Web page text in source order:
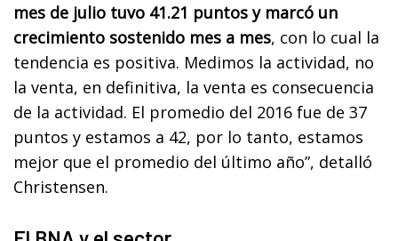
mes de julio tuvo 41.21 puntos y marcó un
crecimiento sostenido mes a mes, con lo cual la
tendencia es positiva. Medimos la actividad, no
la venta, en definitiva, la venta es consecuencia
de la actividad. El promedio del 2016 fue de 37
puntos y estamos a 42, por lo tanto, estamos
mejor que el promedio del último año”, detalló
Christensen.